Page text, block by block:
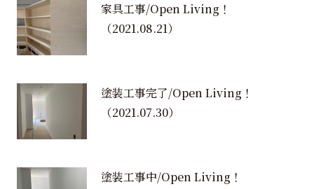
家具工事/Open Living！
（2021.08.21）
塗装工事完了/Open Living！
（2021.07.30）
塗装工事中/Open Living！